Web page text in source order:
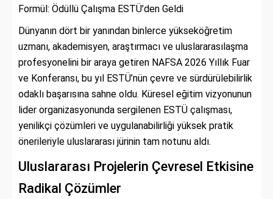
Formül: Ödüllü Çalışma ESTÜ’den Geldi
Dünyanın dört bir yanından binlerce yükseköğretim
uzmanı, akademisyen, araştırmacı ve uluslararasılaşma
profesyonelini bir araya getiren NAFSA 2026 Yıllık Fuar
ve Konferansı, bu yıl ESTÜ’nün çevre ve sürdürülebilirlik
odaklı başarısına sahne oldu. Küresel eğitim vizyonunun
lider organizasyonunda sergilenen ESTÜ çalışması,
yenilikçi çözümleri ve uygulanabilirliği yüksek pratik
önerileriyle uluslararası jürinin tam notunu aldı.
Uluslararası Projelerin Çevresel Etkisine
Radikal Çözümler